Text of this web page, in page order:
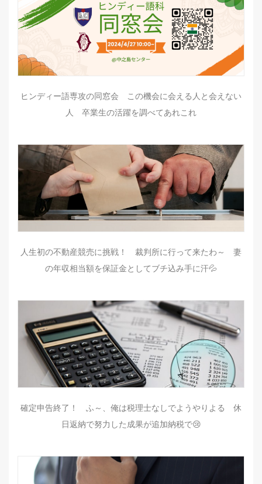
ヒンディー語専攻の同窓会 この機会に会える人と会えない
人 卒業生の活躍を調べてあれこれ
人生初の不動産競売に挑戦！ 裁判所に行って来たわ～ 妻
の年収相当額を保証金としてブチ込み手に汗💦
確定申告終了！ ふ～、俺は税理士なしでようやりよる 休
日返納で努力した成果が追加納税で😢